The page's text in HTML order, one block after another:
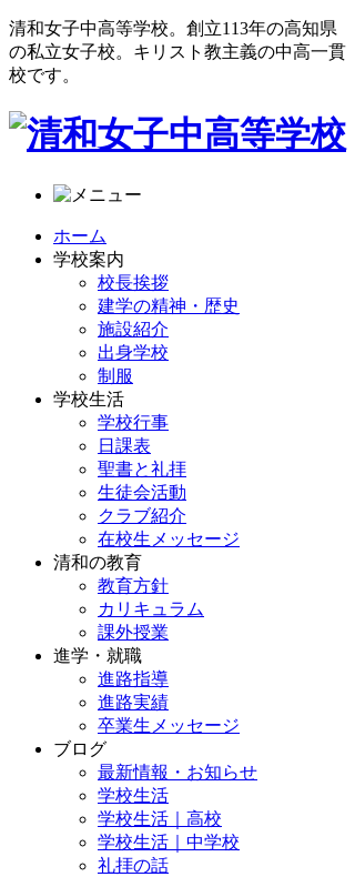
清和女子中高等学校。創立113年の高知県
の私立女子校。キリスト教主義の中高一貫
校です。
ホーム
学校案内
校長挨拶
建学の精神・歴史
施設紹介
出身学校
制服
学校生活
学校行事
日課表
聖書と礼拝
生徒会活動
クラブ紹介
在校生メッセージ
清和の教育
教育方針
カリキュラム
課外授業
進学・就職
進路指導
進路実績
卒業生メッセージ
ブログ
最新情報・お知らせ
学校生活
学校生活｜高校
学校生活｜中学校
礼拝の話